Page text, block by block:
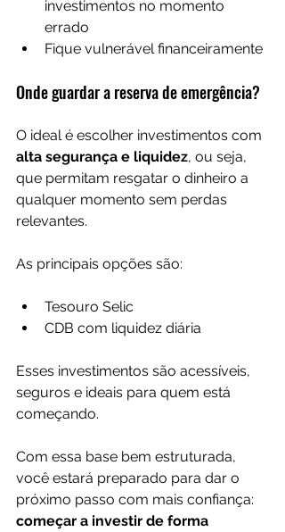
investimentos no momento
errado
Fique vulnerável financeiramente
Onde guardar a reserva de emergência?
O ideal é escolher investimentos com
alta segurança e liquidez, ou seja,
que permitam resgatar o dinheiro a
qualquer momento sem perdas
relevantes.
As principais opções são:
Tesouro Selic
CDB com liquidez diária
Esses investimentos são acessíveis,
seguros e ideais para quem está
começando.
Com essa base bem estruturada,
você estará preparado para dar o
próximo passo com mais confiança:
começar a investir de forma